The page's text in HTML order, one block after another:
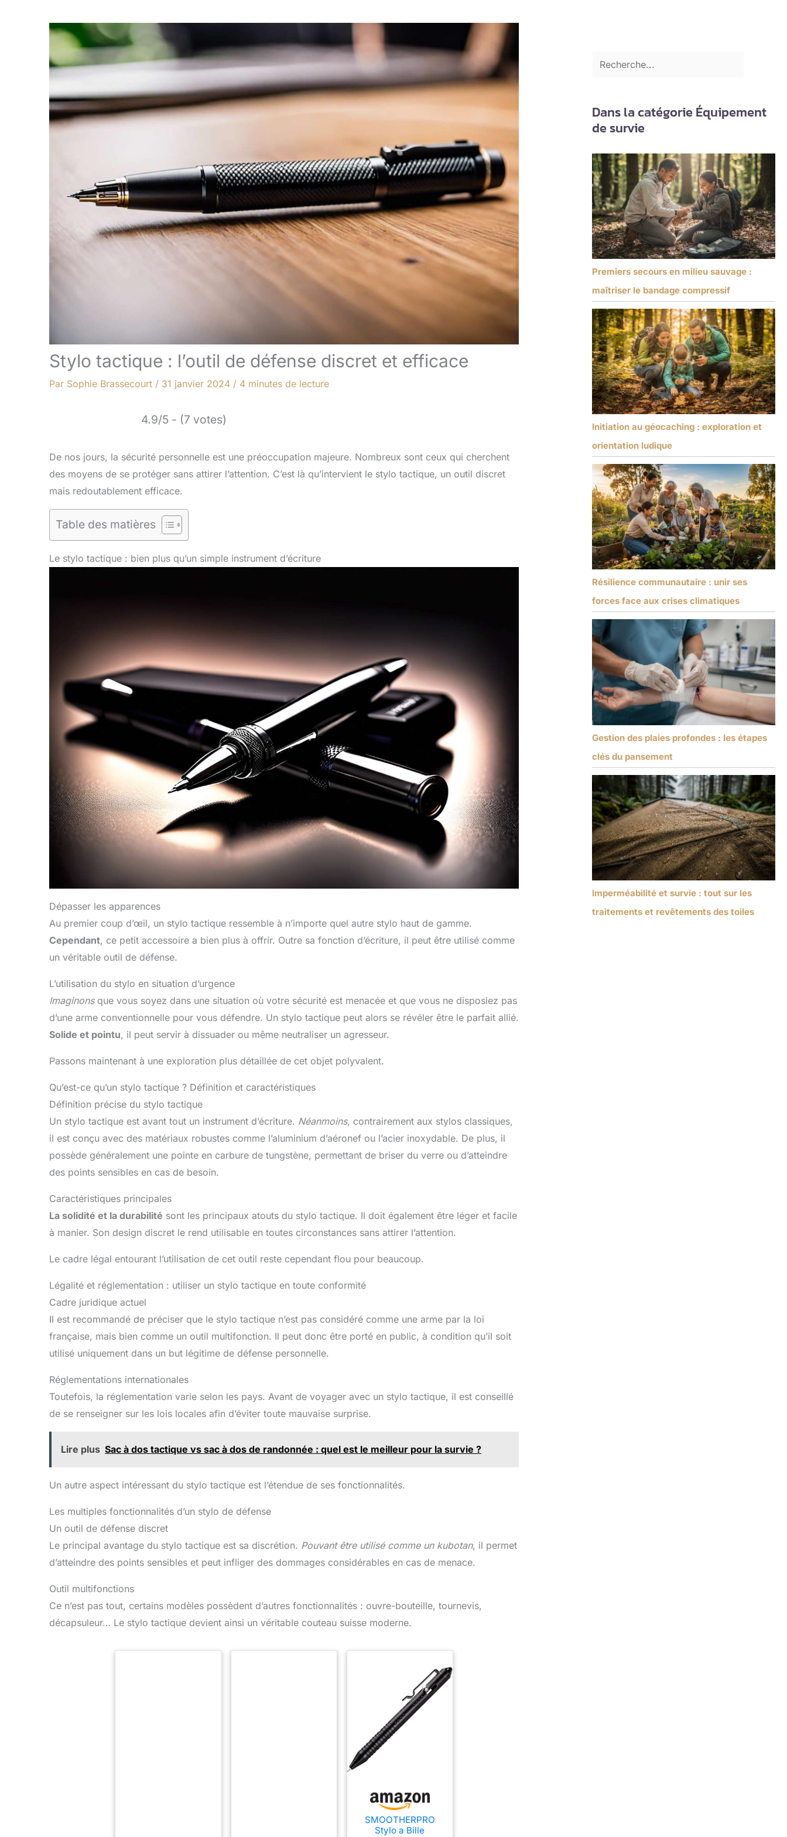
Stylo tactique : l’outil de défense discret et efficace
Par Sophie Brassecourt / 31 janvier 2024 / 4 minutes de lecture
4.9/5 - (7 votes)
De nos jours, la sécurité personnelle est une préoccupation majeure. Nombreux sont ceux qui cherchent
des moyens de se protéger sans attirer l’attention. C’est là qu’intervient le stylo tactique, un outil discret
mais redoutablement efficace.
Table des matières
Le stylo tactique : bien plus qu’un simple instrument d’écriture
Dépasser les apparences
Au premier coup d’œil, un stylo tactique ressemble à n’importe quel autre stylo haut de gamme.
Cependant, ce petit accessoire a bien plus à offrir. Outre sa fonction d’écriture, il peut être utilisé comme
un véritable outil de défense.
L’utilisation du stylo en situation d’urgence
Imaginonsque vous soyez dans une situation où votre sécurité est menacée et que vous ne disposiez pas
d’une arme conventionnelle pour vous défendre. Un stylo tactique peut alors se révéler être le parfait allié.
Solide et pointu, il peut servir à dissuader ou même neutraliser un agresseur.
Passons maintenant à une exploration plus détaillée de cet objet polyvalent.
Qu’est-ce qu’un stylo tactique ? Définition et caractéristiques
Définition précise du stylo tactique
Un stylo tactique est avant tout un instrument d’écriture. Néanmoins, contrairement aux stylos classiques,
il est conçu avec des matériaux robustes comme l’aluminium d’aéronef ou l’acier inoxydable. De plus, il
possède généralement une pointe en carbure de tungstène, permettant de briser du verre ou d’atteindre
des points sensibles en cas de besoin.
Caractéristiques principales
La solidité et la durabilité sont les principaux atouts du stylo tactique. Il doit également être léger et facile
à manier. Son design discret le rend utilisable en toutes circonstances sans attirer l’attention.
Le cadre légal entourant l’utilisation de cet outil reste cependant flou pour beaucoup.
Légalité et réglementation : utiliser un stylo tactique en toute conformité
Cadre juridique actuel
Il est recommandé de préciser que le stylo tactique n’est pas considéré comme une arme par la loi
française, mais bien comme un outil multifonction. Il peut donc être porté en public, à condition qu’il soit
utilisé uniquement dans un but légitime de défense personnelle.
Réglementations internationales
Toutefois, la réglementation varie selon les pays. Avant de voyager avec un stylo tactique, il est conseillé
de se renseigner sur les lois locales afin d’éviter toute mauvaise surprise.
Lire plus Sac à dos tactique vs sac à dos de randonnée : quel est le meilleur pour la survie ?
Un autre aspect intéressant du stylo tactique est l’étendue de ses fonctionnalités.
Les multiples fonctionnalités d’un stylo de défense
Un outil de défense discret
Le principal avantage du stylo tactique est sa discrétion. Pouvant être utilisé comme un kubotan, il permet
d’atteindre des points sensibles et peut infliger des dommages considérables en cas de menace.
Outil multifonctions
Ce n’est pas tout, certains modèles possèdent d’autres fonctionnalités : ouvre-bouteille, tournevis,
décapsuleur… Le stylo tactique devient ainsi un véritable couteau suisse moderne.
SMOOTHERPRO
Stylo a Bille
Dans la catégorie Équipement
de survie
Premiers secours en milieu sauvage :
maîtriser le bandage compressif
Initiation au géocaching : exploration et
orientation ludique
Résilience communautaire : unir ses
forces face aux crises climatiques
Gestion des plaies profondes : les étapes
clés du pansement
Imperméabilité et survie : tout sur les
traitements et revêtements des toiles